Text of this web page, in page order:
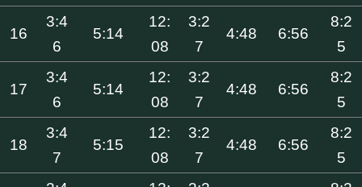
16
3:4
6
5:14
12:
08
3:2
7
4:48 6:56
8:2
5
17
3:4
6
5:14
12:
08
3:2
7
4:48 6:56
8:2
5
18
3:4
7
5:15
12:
08
3:2
7
4:48 6:56
8:2
5